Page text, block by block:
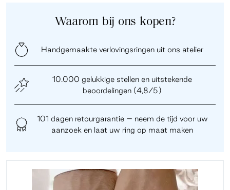
Waarom bij ons kopen?
Handgemaakte verlovingsringen uit ons atelier
10.000 gelukkige stellen en uitstekende
beoordelingen (4,8/5)
101 dagen retourgarantie – neem de tijd voor uw
aanzoek en laat uw ring op maat maken